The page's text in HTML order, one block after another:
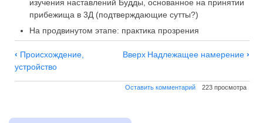
изучения наставлений Будды, основанное на принятии
прибежища в 3Д (подтверждающие сутты?)
На продвинутом этапе: практика прозрения
Навигация
по
Надлежащий
‹ Происхождение,
устройство
Вверх Надлежащее намерение ›
Оставить комментарий 223 просмотра